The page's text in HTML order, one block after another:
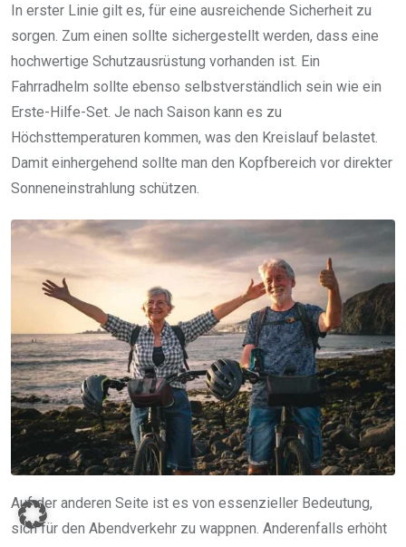
In erster Linie gilt es, für eine ausreichende Sicherheit zu
sorgen. Zum einen sollte sichergestellt werden, dass eine
hochwertige Schutzausrüstung vorhanden ist. Ein
Fahrradhelm sollte ebenso selbstverständlich sein wie ein
Erste-Hilfe-Set. Je nach Saison kann es zu
Höchsttemperaturen kommen, was den Kreislauf belastet.
Damit einhergehend sollte man den Kopfbereich vor direkter
Sonneneinstrahlung schützen.
Auf der anderen Seite ist es von essenzieller Bedeutung,
sich für den Abendverkehr zu wappnen. Anderenfalls erhöht